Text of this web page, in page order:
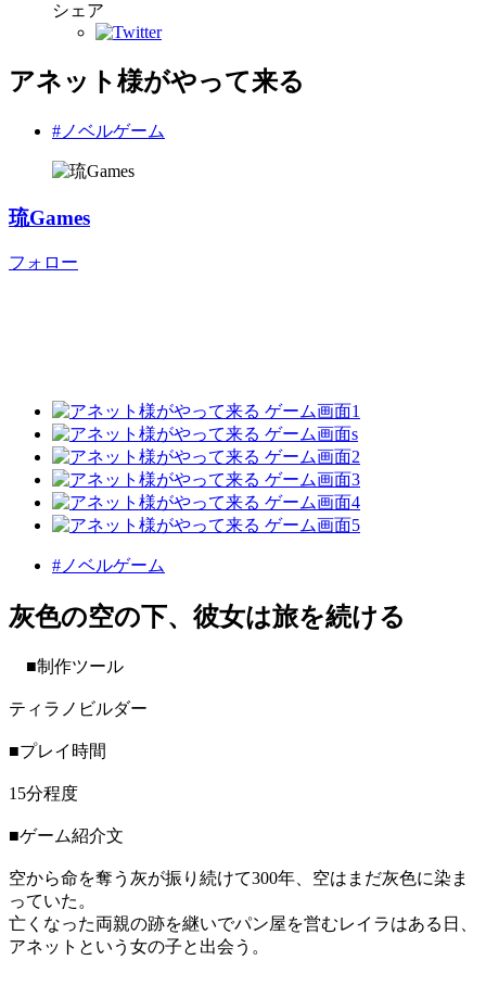
シェア
アネット様がやって来る
#ノベルゲーム
琉Games
フォロー
#ノベルゲーム
灰色の空の下、彼女は旅を続ける
■制作ツール
ティラノビルダー
■プレイ時間
15分程度
■ゲーム紹介文
空から命を奪う灰が振り続けて300年、空はまだ灰色に染ま
っていた。
亡くなった両親の跡を継いでパン屋を営むレイラはある日、
アネットという女の子と出会う。